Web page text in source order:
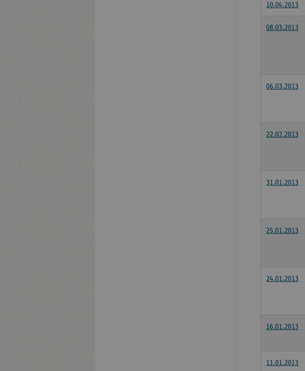
10.04.2013
08.03.2013
06.03.2013
22.02.2013
31.01.2013
25.01.2013
24.01.2013
16.01.2013
11.01.2013